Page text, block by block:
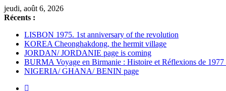
Passer
au
jeudi, août 6, 2026
Récents :
LISBON 1975. 1st anniversary of the revolution
KOREA Cheonghakdong, the hermit village
JORDAN/ JORDANIE page is coming
BURMA Voyage en Birmanie : Histoire et Réflexions de 1977
NIGERIA/ GHANA/ BENIN page